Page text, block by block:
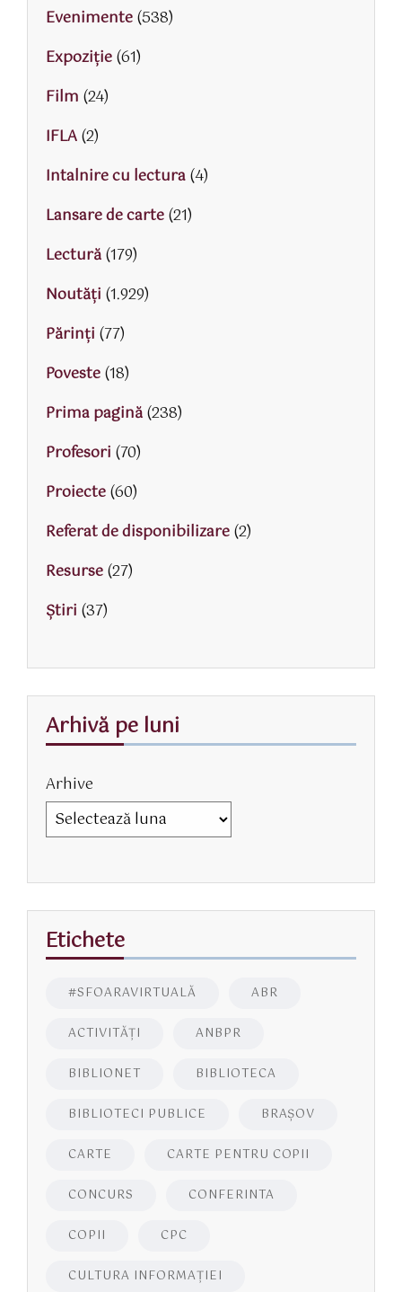
Evenimente(538)
Expoziție(61)
Film (24)
IFLA(2)
Intalnire cu lectura(4)
Lansare de carte(21)
Lectură(179)
Noutăți (1.929)
Părinţi (77)
Poveste(18)
Prima pagină(238)
Profesori (70)
Proiecte(60)
Referat de disponibilizare(2)
Resurse(27)
Știri (37)
Arhivă pe luni
Arhive
Etichete
#SFOARAVIRTUALĂ ABR
ACTIVITĂŢI ANBPR
BIBLIONET BIBLIOTECA
BIBLIOTECI PUBLICE BRAŞOV
CARTE CARTE PENTRU COPII
CONCURS CONFERINTA
COPII CPC
CULTURA INFORMAŢIEI